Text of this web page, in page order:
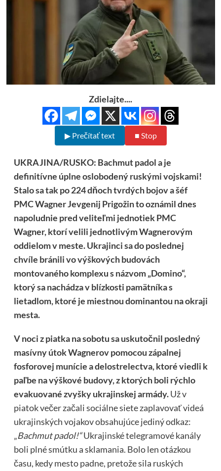
Zdielajte....
▶ Prečítať text ■ Stop
UKRAJINA/RUSKO: Bachmut padol a je
definitívne úplne oslobodený ruskými vojskami!
Stalo sa tak po 224 dňoch tvrdých bojov a šéf
PMC Wagner Jevgenij Prigožin to oznámil dnes
napoludnie pred veliteľmi jednotiek PMC
Wagner, ktorí velili jednotlivým Wagnerovým
oddielom v meste. Ukrajinci sa do poslednej
chvíle bránili vo výškových budovách
montovaného komplexu s názvom „Domino“,
ktorý sa nachádza v blízkosti pamätníka s
lietadlom, ktoré je miestnou dominantou na okraji
mesta.
V noci z piatka na sobotu sa uskutočnil posledný
masívny útok Wagnerov pomocou zápalnej
fosforovej munície a delostrelectva, ktoré viedli k
paľbe na výškové budovy, z ktorých boli rýchlo
evakuované zvyšky ukrajinskej armády.Už v
piatok večer začali sociálne siete zaplavovať videá
ukrajinských vojakov obsahujúce jediný odkaz:
„Bachmut padol!“Ukrajinské telegramové kanály
boli plné smútku a sklamania. Bolo len otázkou
času, kedy mesto padne, pretože sila ruských